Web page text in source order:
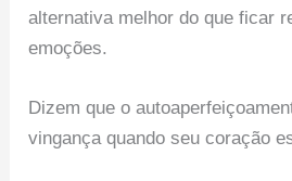
alternativa melhor do que ficar
emoções.
Dizem que o
vingança quando seu coração